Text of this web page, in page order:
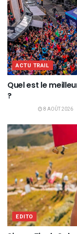
ACTU TRAIL
Quel est le
?
8 AOÛT 2026
EDITO